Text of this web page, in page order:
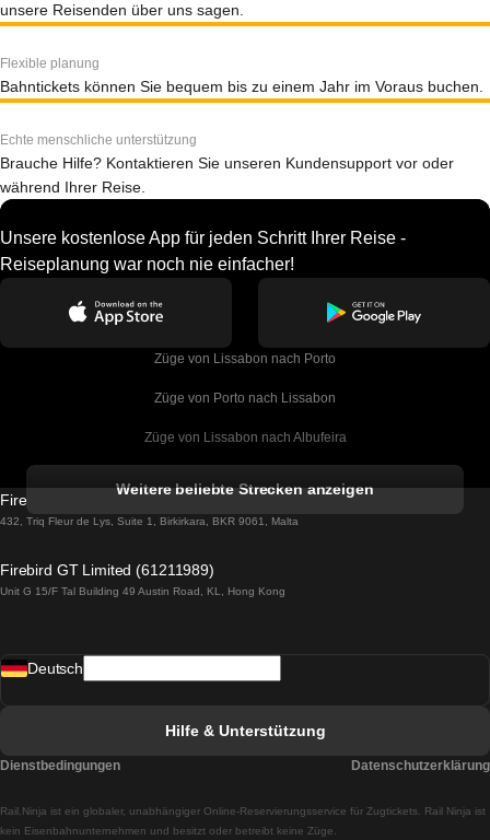
unsere Reisenden über uns sagen.
Flexible planung
Bahntickets können Sie bequem bis zu einem Jahr im Voraus buchen.
Echte menschliche unterstützung
Brauche Hilfe? Kontaktieren Sie unseren Kundensupport vor oder
während Ihrer Reise.
Unsere kostenlose App für jeden Schritt Ihrer Reise -
Reiseplanung war noch nie einfacher!
Züge von Lissabon nach Porto
Züge von Porto nach Lissabon
Züge von Lissabon nach Albufeira
Züge von Lissabon nach Lagos
Züge von Lissabon nach Madrid
Züge von Lissabon nach Braga
Weitere beliebte Strecken anzeigen
Firebird GT Limited (OC 1451)
432, Triq Fleur de Lys, Suite 1, Birkirkara, BKR 9061, Malta
Firebird GT Limited (61211989)
Unit G 15/F Tal Building 49 Austin Road, KL, Hong Kong
Rail.Ninja ist ein globaler, unabhängiger Online-Reservierungsservice für Zugtickets. Rail Ninja ist
kein Eisenbahnunternehmen und besitzt oder betreibt keine Züge.
Deutsch
Hilfe & Unterstützung
Dienstbedingungen Datenschutzerklärung